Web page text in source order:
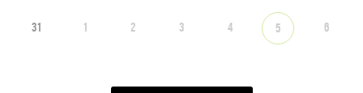
31 1 2 3 4 5 6